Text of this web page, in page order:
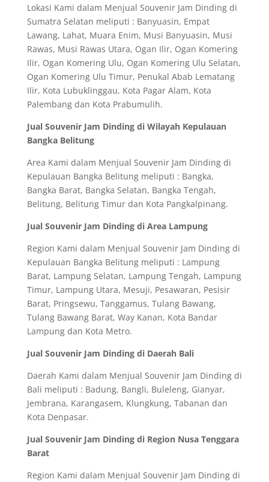
Lokasi Kami dalam Menjual Souvenir Jam Dinding di
Sumatra Selatan meliputi : Banyuasin, Empat
Lawang, Lahat, Muara Enim, Musi Banyuasin, Musi
Rawas, Musi Rawas Utara, Ogan Ilir, Ogan Komering
Ilir, Ogan Komering Ulu, Ogan Komering Ulu Selatan,
Ogan Komering Ulu Timur, Penukal Abab Lematang
Ilir, Kota Lubuklinggau, Kota Pagar Alam, Kota
Palembang dan Kota Prabumulih.
Jual Souvenir Jam Dinding di Wilayah Kepulauan
Bangka Belitung
Area Kami dalam Menjual Souvenir Jam Dinding di
Kepulauan Bangka Belitung meliputi : Bangka,
Bangka Barat, Bangka Selatan, Bangka Tengah,
Belitung, Belitung Timur dan Kota Pangkalpinang.
Jual Souvenir Jam Dinding di Area Lampung
Region Kami dalam Menjual Souvenir Jam Dinding di
Kepulauan Bangka Belitung meliputi : Lampung
Barat, Lampung Selatan, Lampung Tengah, Lampung
Timur, Lampung Utara, Mesuji, Pesawaran, Pesisir
Barat, Pringsewu, Tanggamus, Tulang Bawang,
Tulang Bawang Barat, Way Kanan, Kota Bandar
Lampung dan Kota Metro.
Jual Souvenir Jam Dinding di Daerah Bali
Daerah Kami dalam Menjual Souvenir Jam Dinding di
Bali meliputi : Badung, Bangli, Buleleng, Gianyar,
Jembrana, Karangasem, Klungkung, Tabanan dan
Kota Denpasar.
Jual Souvenir Jam Dinding di Region Nusa Tenggara
Barat
Region Kami dalam Menjual Souvenir Jam Dinding di